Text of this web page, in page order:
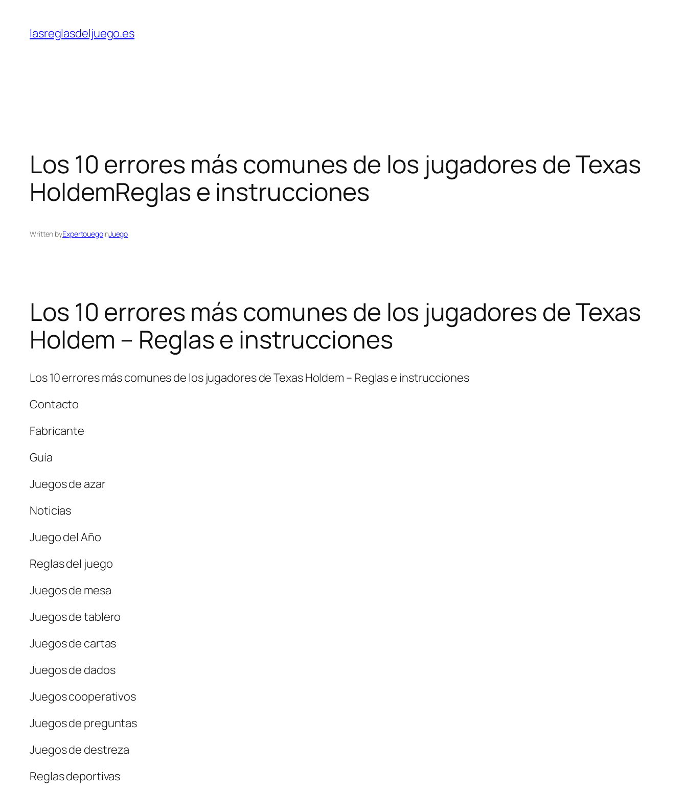
content
lasreglasdeljuego.es
Los 10 errores más comunes de los jugadores de Texas
HoldemReglas e instrucciones
Written byExpertouegoinJuego
Los 10 errores más comunes de los jugadores de Texas
Holdem – Reglas e instrucciones
Los 10 errores más comunes de los jugadores de Texas Holdem – Reglas e instrucciones
Contacto
Fabricante
Guía
Juegos de azar
Noticias
Juego del Año
Reglas del juego
Juegos de mesa
Juegos de tablero
Juegos de cartas
Juegos de dados
Juegos cooperativos
Juegos de preguntas
Juegos de destreza
Reglas deportivas